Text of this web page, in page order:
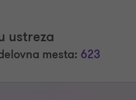
ustreza
mesta: 623